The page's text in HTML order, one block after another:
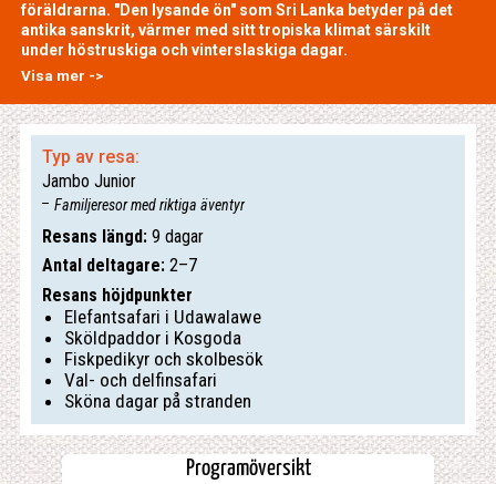
föräldrarna. "Den lysande ön" som Sri Lanka betyder på det
antika sanskrit, värmer med sitt tropiska klimat särskilt
under höstruskiga och vinterslaskiga dagar.
Visa mer ->
Typ av resa:
Jambo Junior
Familjeresor med riktiga äventyr
Resans längd: 9 dagar
Antal deltagare: 2–7
Resans höjdpunkter
Elefantsafari i Udawalawe
Sköldpaddor i Kosgoda
Fiskpedikyr och skolbesök
Val- och delfinsafari
Sköna dagar på stranden
Programöversikt